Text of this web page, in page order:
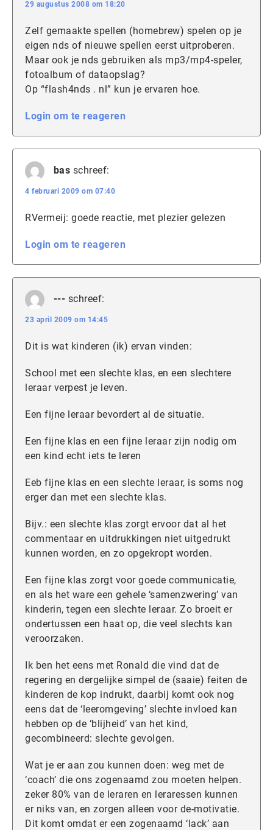
29 augustus 2008 om 18:20
Zelf gemaakte spellen (homebrew) spelen op je
eigen nds of nieuwe spellen eerst uitproberen.
Maar ook je nds gebruiken als mp3/mp4-speler,
fotoalbum of dataopslag?
Op “flash4nds . nl” kun je ervaren hoe.
Login om te reageren
bas schreef:
4 februari 2009 om 07:40
RVermeij: goede reactie, met plezier gelezen
Login om te reageren
--- schreef:
23 april 2009 om 14:45
Dit is wat kinderen (ik) ervan vinden:
School met een slechte klas, en een slechtere
leraar verpest je leven.
Een fijne leraar bevordert al de situatie.
Een fijne klas en een fijne leraar zijn nodig om
een kind echt iets te leren
Eeb fijne klas en een slechte leraar, is soms nog
erger dan met een slechte klas.
Bijv.: een slechte klas zorgt ervoor dat al het
commentaar en uitdrukkingen niet uitgedrukt
kunnen worden, en zo opgekropt worden.
Een fijne klas zorgt voor goede communicatie,
en als het ware een gehele ‘samenzwering’ van
kinderin, tegen een slechte leraar. Zo broeit er
ondertussen een haat op, die veel slechts kan
veroorzaken.
Ik ben het eens met Ronald die vind dat de
regering en dergelijke simpel de (saaie) feiten de
kinderen de kop indrukt, daarbij komt ook nog
eens dat de ‘leeromgeving’ slechte invloed kan
hebben op de ‘blijheid’ van het kind,
gecombineerd: slechte gevolgen.
Wat je er aan zou kunnen doen: weg met de
‘coach’ die ons zogenaamd zou moeten helpen.
zeker 80% van de leraren en leraressen kunnen
er niks van, en zorgen alleen voor de-motivatie.
Dit komt omdat er een zogenaamd ‘lack’ aan